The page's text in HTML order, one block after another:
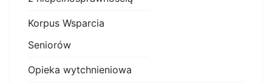
Korpus Wsparcia
Seniorów
Opieka wytchnieniowa